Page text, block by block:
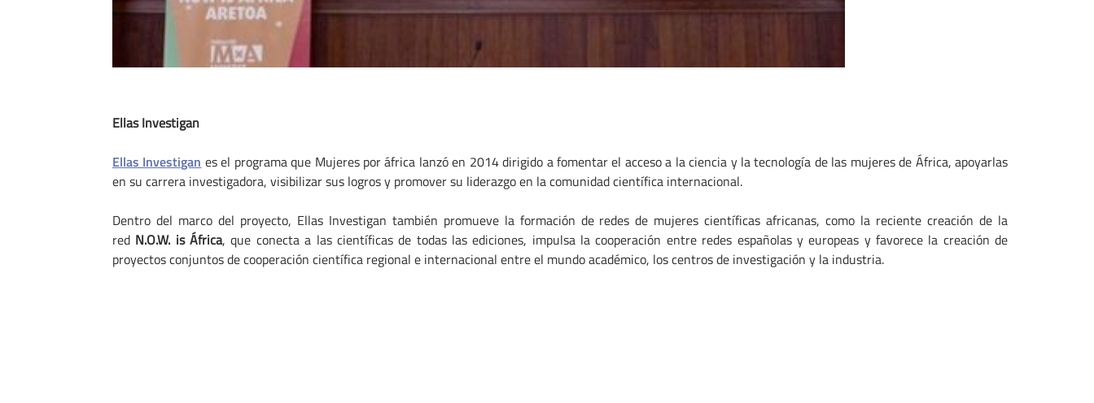
Ellas Investigan
Ellas Investigan es el programa que Mujeres por áfrica lanzó en 2014 dirigido a fomentar el acceso a la ciencia y la tecnología de las mujeres de África, apoyarlas
en su carrera investigadora, visibilizar sus logros y promover su liderazgo en la comunidad científica internacional.
Dentro del marco del proyecto, Ellas Investigan también promueve la formación de redes de mujeres científicas africanas, como la reciente creación de la
red N.O.W. is África, que conecta a las científicas de todas las ediciones, impulsa la cooperación entre redes españolas y europeas y favorece la creación de
proyectos conjuntos de cooperación científica regional e internacional entre el mundo académico, los centros de investigación y la industria.